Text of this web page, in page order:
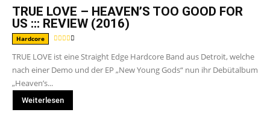
TRUE LOVE – HEAVEN’S TOO GOOD FOR
US ::: REVIEW (2016)
Hardcore
TRUE LOVE ist eine Straight Edge Hardcore Band aus Detroit, welche
nach einer Demo und der EP „New Young Gods“ nun ihr Debütalbum
„Heaven’s...
Weiterlesen